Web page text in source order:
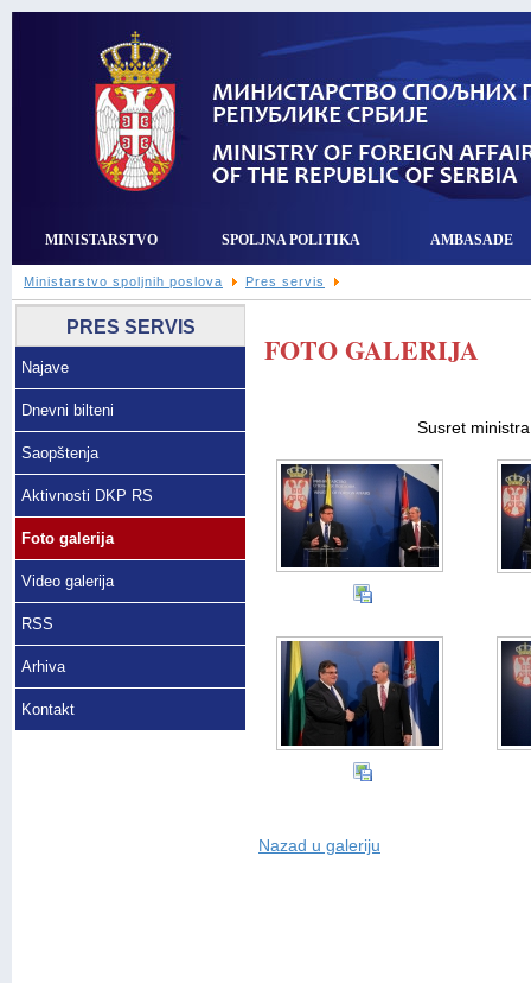
MINISTARSTVO SPOLJNA POLITIKA AMBASADE
Ministarstvo spoljnih poslova Pres servis
PRES SERVIS
Najave
Dnevni bilteni
Saopštenja
Aktivnosti DKP RS
Foto galerija
Video galerija
RSS
Arhiva
Kontakt
FOTO GALERIJA
Susret
Nazad u galeriju